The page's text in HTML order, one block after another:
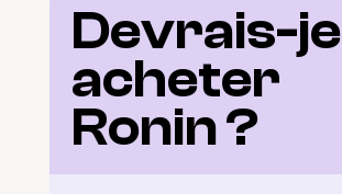
Devrais-je
acheter
Ronin ?